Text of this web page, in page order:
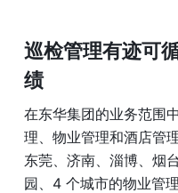
巡检管理有迹可
绩
在东华集团的业务范围
理、物业管理和酒店管
东莞、济南、淄博、烟
园、4 个城市的物业管